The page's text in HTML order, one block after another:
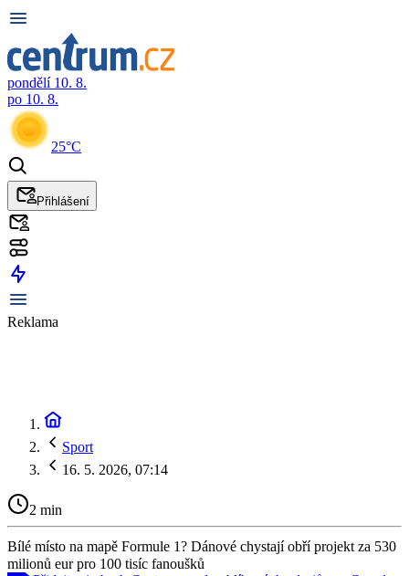
pondělí 10. 8.
po 10. 8.
25°C
Přihlášení
Reklama
Sport
16. 5. 2026, 07:14
2 min
Bílé místo na mapě Formule 1? Dánové chystají obří projekt za 530
milionů eur pro 100 tisíc fanoušků